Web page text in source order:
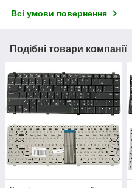
Всі умови повернення
Подібні товари компанії